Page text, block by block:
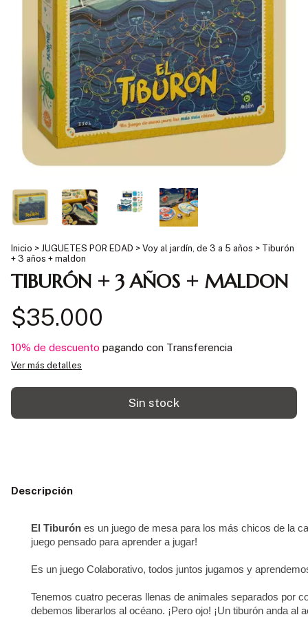
Inicio > JUGUETES POR EDAD > Voy al jardín, de 3 a 5 años > Tiburón
+ 3 años + maldon
TIBURÓN + 3 AÑOS + MALDON
$35.000
10% de descuento pagando con Transferencia
Ver más detalles
Descripción
El Tiburón es un juego de mesa para los más chicos de la
juego pensado para aprender a jugar!
Es un juego Colaborativo, todos juntos jugamos y
Tenemos cuatro peceras llenas de animales separados por
debemos liberarlos al océano. ¡Pero ojo! ¡Un tiburón anda al